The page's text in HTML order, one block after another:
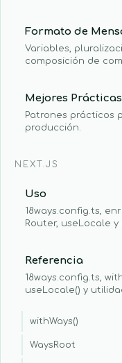
Formato de
Variables,
composición de
Mejores Prácticas
Patrones prácticos
producción.
NEXT.JS
Uso
18ways.config.ts,
Router, useLocale
Referencia
18ways.config.ts,
useLocale() y
withWays()
WaysRoot